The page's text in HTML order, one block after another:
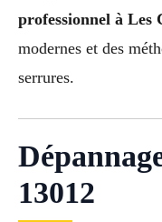
professionnel à Les
modernes et des
serrures.
13012